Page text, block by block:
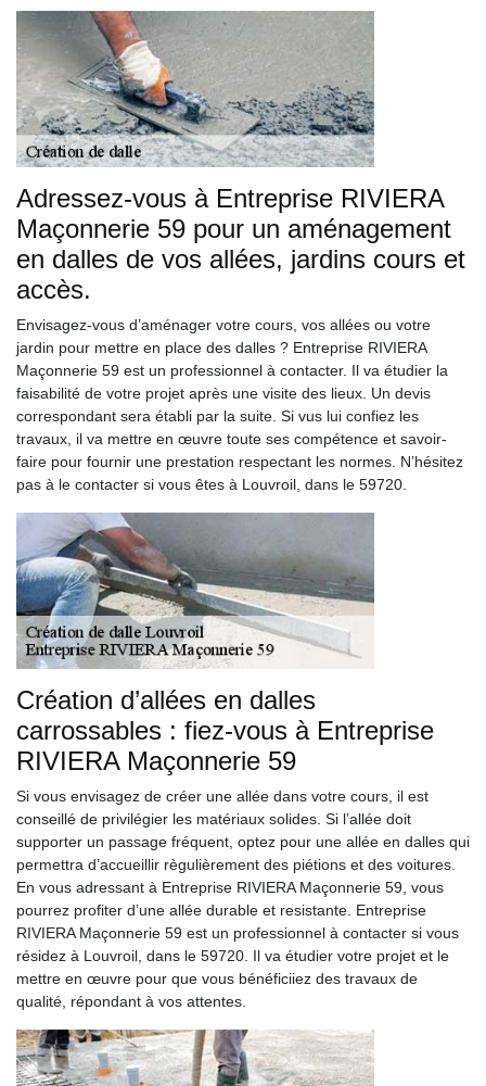
Adressez-vous à Entreprise RIVIERA
Maçonnerie 59 pour un aménagement
en dalles de vos allées, jardins cours et
accès.
Envisagez-vous d’aménager votre cours, vos allées ou votre
jardin pour mettre en place des dalles ? Entreprise RIVIERA
Maçonnerie 59 est un professionnel à contacter. Il va étudier la
faisabilité de votre projet après une visite des lieux. Un devis
correspondant sera établi par la suite. Si vus lui confiez les
travaux, il va mettre en œuvre toute ses compétence et savoir-
faire pour fournir une prestation respectant les normes. N’hésitez
pas à le contacter si vous êtes à Louvroil, dans le 59720.
Création d’allées en dalles
carrossables : fiez-vous à Entreprise
RIVIERA Maçonnerie 59
Si vous envisagez de créer une allée dans votre cours, il est
conseillé de privilégier les matériaux solides. Si l’allée doit
supporter un passage fréquent, optez pour une allée en dalles qui
permettra d’accueillir règulièrement des piétions et des voitures.
En vous adressant à Entreprise RIVIERA Maçonnerie 59, vous
pourrez profiter d’une allée durable et resistante. Entreprise
RIVIERA Maçonnerie 59 est un professionnel à contacter si vous
résidez à Louvroil, dans le 59720. Il va étudier votre projet et le
mettre en œuvre pour que vous bénéficiiez des travaux de
qualité, répondant à vos attentes.